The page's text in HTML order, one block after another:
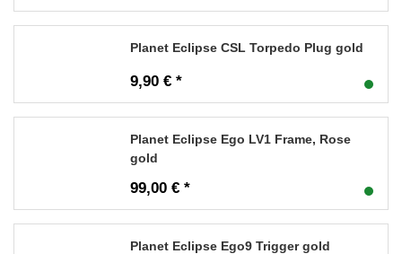
Planet Eclipse CSL Torpedo Plug gold
9,90 € *
Planet Eclipse Ego LV1 Frame, Rose
gold
99,00 € *
Planet Eclipse Ego9 Trigger gold